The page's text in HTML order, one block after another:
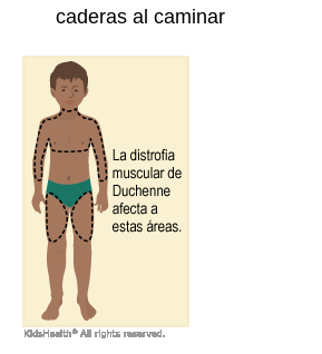
caderas al caminar